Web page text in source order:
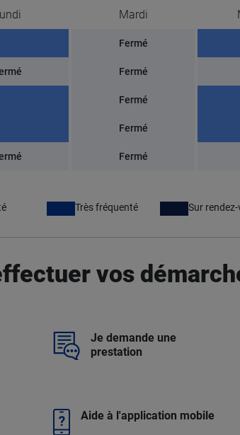
Mardi
Fermé
Fermé
Fermé
Fermé
Fermé
Très fréquenté Sur
vos
Je demande une
prestation
Aide à l'application mobile